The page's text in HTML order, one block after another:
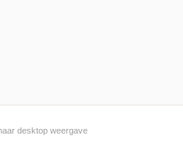
desktop weergave